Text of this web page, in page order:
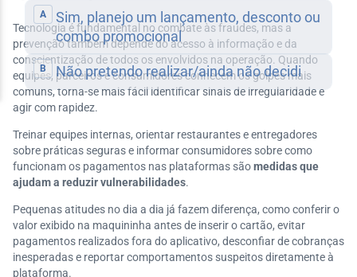
Tecnologia é fundamental no combate às fraudes, mas a
prevenção também depende do acesso à informação e da
conscientização de todos os envolvidos na operação. Quando
equipes, parceiros e consumidores conhecem os golpes mais
comuns, torna-se mais fácil identificar sinais de irregularidade e
agir com rapidez.
Treinar equipes internas, orientar restaurantes e entregadores
sobre práticas seguras e informar consumidores sobre como
funcionam os pagamentos nas plataformas sãomedidas que
ajudam a reduzir vulnerabilidades.
Pequenas atitudes no dia a dia já fazem diferença, como conferir o
valor exibido na maquininha antes de inserir o cartão, evitar
pagamentos realizados fora do aplicativo, desconfiar de cobranças
inesperadas e reportar comportamentos suspeitos diretamente à
plataforma.